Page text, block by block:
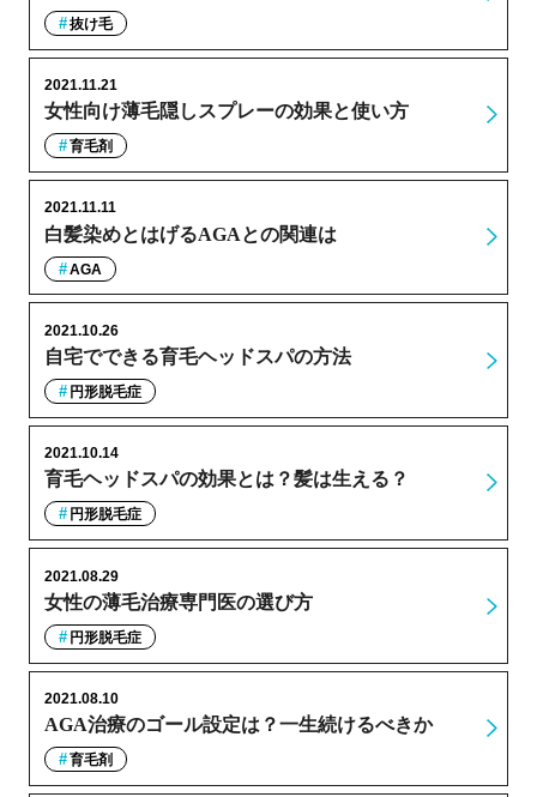
抜け毛
女性向け薄毛隠しスプレーの効果と使い方
2021.11.21
育毛剤
白髪染めとはげるAGAとの関連は
2021.11.11
AGA
自宅でできる育毛ヘッドスパの方法
2021.10.26
円形脱毛症
育毛ヘッドスパの効果とは？髪は生える？
2021.10.14
円形脱毛症
女性の薄毛治療専門医の選び方
2021.08.29
円形脱毛症
AGA治療のゴール設定は？一生続けるべきか
2021.08.10
育毛剤